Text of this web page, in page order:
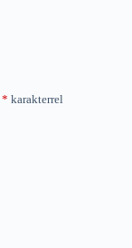
* karakterrel